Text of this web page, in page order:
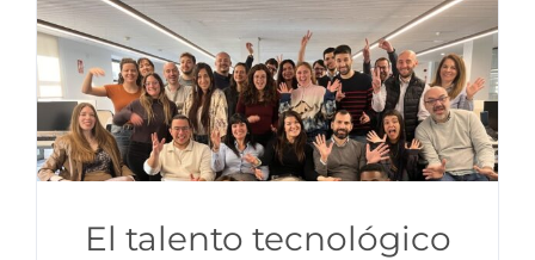
Quiénes somos
Casos de éxito
El talento tecnológico